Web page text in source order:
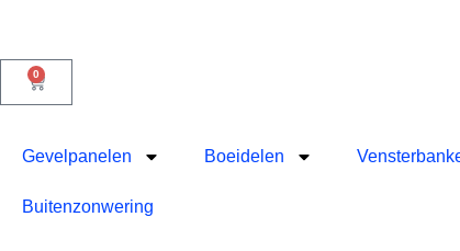
0
Gevelpanelen Boeidelen
Buitenzonwering